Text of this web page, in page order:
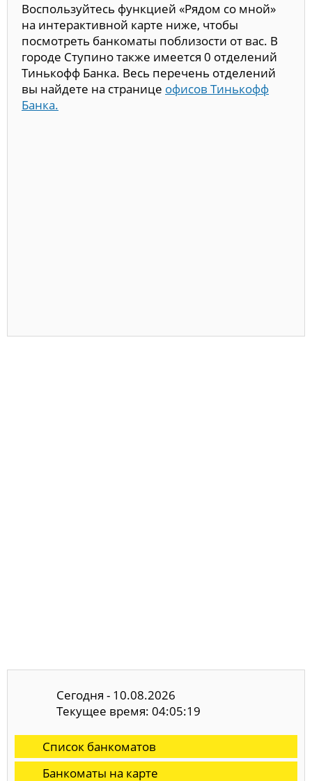
Воспользуйтесь функцией «Рядом со мной»
на интерактивной карте ниже, чтобы
посмотреть банкоматы поблизости от вас. В
городе Ступино также имеется 0 отделений
Тинькофф Банка. Весь перечень отделений
вы найдете на странице офисов Тинькофф
Банка.
Сегодня - 10.08.2026
Текущее время: 04:05:20
Список банкоматов
Банкоматы на карте